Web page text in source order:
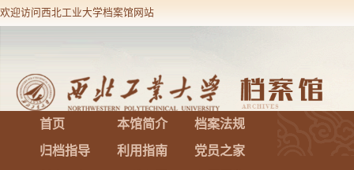
欢迎访问西北工业大学档案馆网站
首页 本馆简介
档案法规
归档指导
利用指南
党员之家